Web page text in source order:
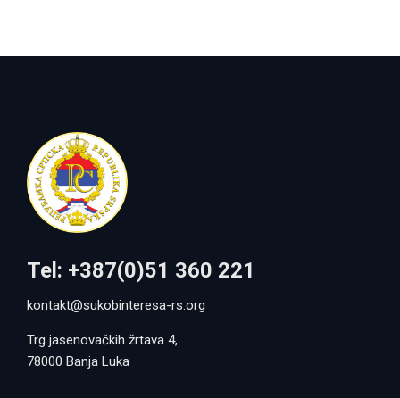
Tel: +387(0)51 360 221
kontakt@sukobinteresa-rs.org
Trg jasenovačkih žrtava 4,
78000 Banja Luka